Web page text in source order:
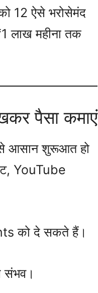
12 ऐसे भरोसेमंद
लाख महीना तक
पैसा कमाएं
आसान शुरूआत हो
YouTube
को दे सकते हैं।